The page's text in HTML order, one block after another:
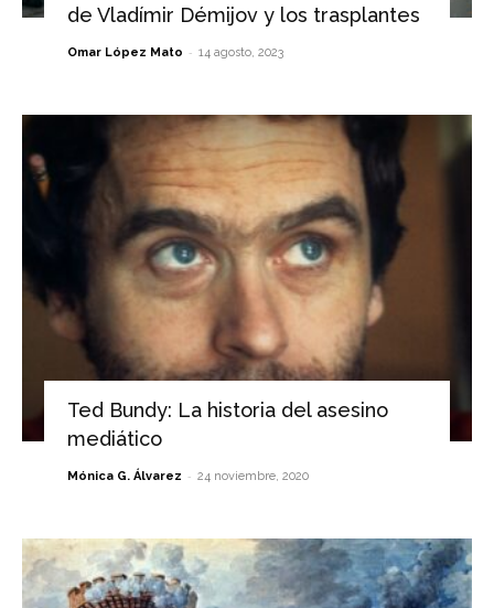
de Vladímir Démijov y los trasplantes
Omar López Mato - 14 agosto, 2023
Ted Bundy: La historia del asesino
mediático
Mónica G. Álvarez - 24 noviembre, 2020